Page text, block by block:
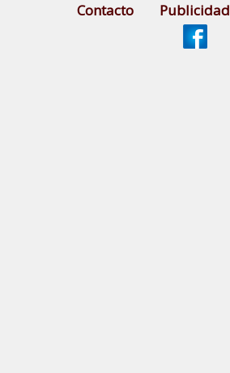
Contacto Publicidad